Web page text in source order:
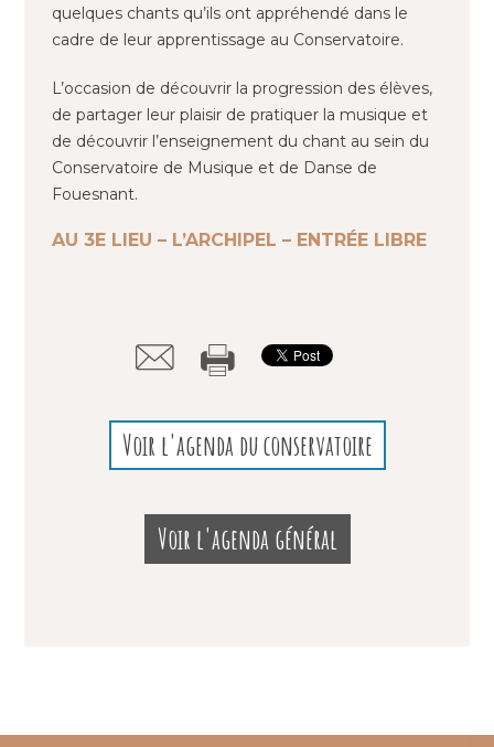
quelques chants qu’ils ont appréhendé dans le
cadre de leur apprentissage au Conservatoire.
L’occasion de découvrir la progression des élèves,
de partager leur plaisir de pratiquer la musique et
de découvrir l’enseignement du chant au sein du
Conservatoire de Musique et de Danse de
Fouesnant.
AU 3E LIEU – L’ARCHIPEL – ENTRÉE LIBRE
Voir l'agenda du conservatoire
Voir l'agenda général